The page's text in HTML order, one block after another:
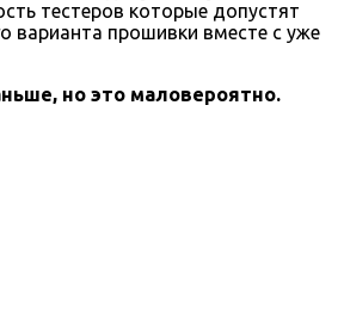
тестеров которые допустят
варианта прошивки вместе с уже
но это маловероятно.